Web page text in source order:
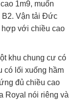
1m9, muốn
B2. Vận tải Đức
hợp với chiều cao
khu chung cư có
có lối xuống hầm
đủ chiều cao
Royal nói riêng và